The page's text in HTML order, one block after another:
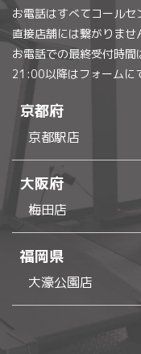
お電話はすべてコールセ
直接店舗には繋がりませ
お電話での最終受付時間
21:00以降はフォームに
京都府
京都駅店
大阪府
梅田店
福岡県
大濠公園店